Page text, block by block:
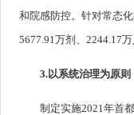
和院感防控。针对常态
5677.91万剂、2244.17
3.以系统治理为原
制定实施2021年首